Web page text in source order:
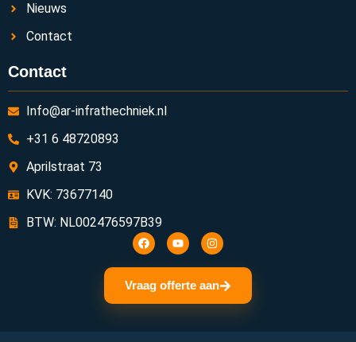
Nieuws
Contact
Contact
Info@ar-infrathechniek.nl
+31 6 48720893
Aprilstraat 73
KVK: 73677140
BTW: NL002476597B39
Vraag offerte aan